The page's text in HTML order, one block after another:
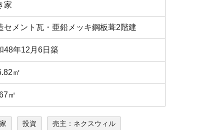
家
セメント瓦・亜鉛メッキ鋼板葺2階建
48年12月6日築
㎡
㎡
投資 売主：ネクスウィル